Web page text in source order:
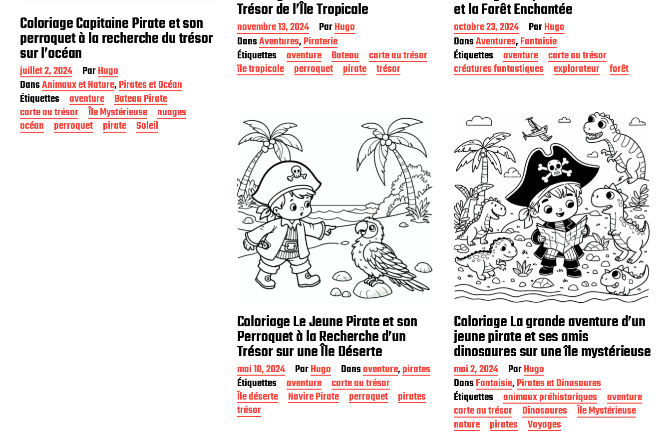
Trésor de l’Île Tropicale
D
a
t
e
d
e
c
a
o
n
novembre 13, 2024 ParHugo
DansAventures,Piraterie
Étiquettes
aventure Bateau
carte au trésor
île tropicale
perroquet pirate trésor
et la Forêt Enchantée
D
a
t
e
d
e
a
t
i
n
octobre 23, 2024 ParHugo
DansAventures,Fantaisie
Étiquettes
aventure
carte au trésor
créatures fantastiques
explorateur forêt
Coloriage Capitaine Pirate et son
perroquet à la recherche du trésor
sur l’océan
D
a
t
e
d
e
p
juillet 2, 2024 ParHugo
DansAnimaux et Nature,Pirates et Océan
Étiquettes
aventure
Bateau Pirate
carte au trésor
Île Mystérieuse
nuages
océan
perroquet pirate Soleil
Coloriage Le Jeune Pirate et son
Perroquet à la Recherche d’un
Trésor sur une Île Déserte
D
a
t
e
d
e
mai 10, 2024 ParHugo Dansaventure,pirates
Étiquettes
aventure
carte au trésor
Île déserte
Navire Pirate perroquet
pirates
trésor
Coloriage La grande aventure d’un
jeune pirate et ses amis
dinosaures sur une île mystérieuse
D
a
t
e
d
e
p
mai 2, 2024 ParHugo
DansFantaisie,Pirates et Dinosaures
Étiquettes
animaux préhistoriques
aventure
carte au trésor
Dinosaures
Île Mystérieuse
nature
pirates Voyages